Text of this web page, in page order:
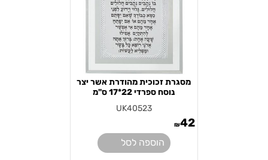
מסגרת זכוכית מהודרת אשר יצר
נוסח ספרדי 22*17 ס"מ
UK40523
₪42
הוספה לסל